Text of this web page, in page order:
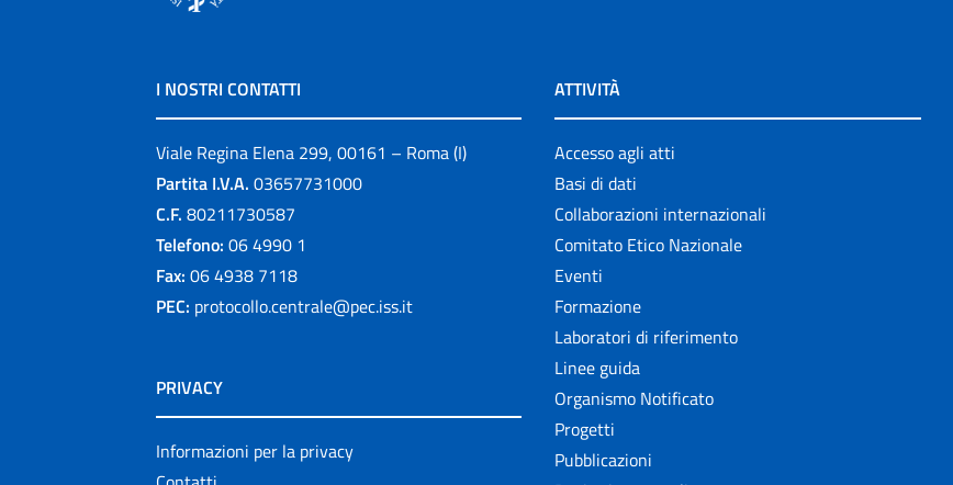
I NOSTRI CONTATTI
Viale Regina Elena 299, 00161 – Roma (I)
Partita I.V.A. 03657731000
C.F. 80211730587
Telefono: 06 4990 1
Fax: 06 4938 7118
PEC: protocollo.centrale@pec.iss.it
PRIVACY
Informazioni per la privacy
ATTIVITÀ
Accesso agli atti
Basi di dati
Collaborazioni internazionali
Comitato Etico Nazionale
Eventi
Formazione
Laboratori di riferimento
Linee guida
Organismo Notificato
Progetti
Pubblicazioni